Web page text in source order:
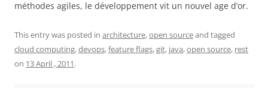
méthodes agiles, le développement vit un nouvel age d’or.
This entry was posted in architecture,open sourceand tagged
cloud computing,devops,feature flags,git, java,open source, rest
on 13 April , 2011.